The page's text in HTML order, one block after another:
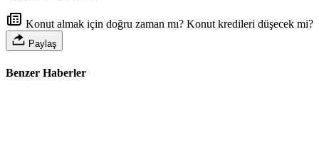
Konut almak için doğru zaman mı? Konut kredileri düşecek mi?
Paylaş
Benzer Haberler